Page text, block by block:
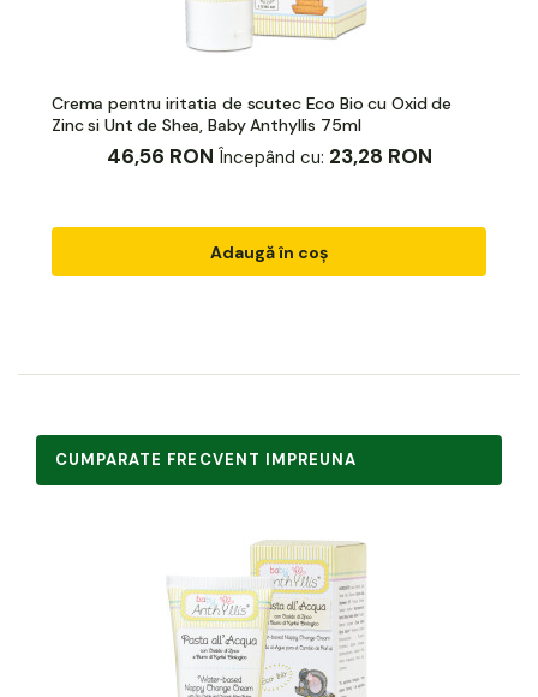
Crema pentru iritatia de scutec Eco Bio cu Oxid de
Zinc si Unt de Shea, Baby Anthyllis 75ml
46,56 RON Începând cu: 23,28 RON
Adaugă în coș
CUMPARATE FRECVENT IMPREUNA